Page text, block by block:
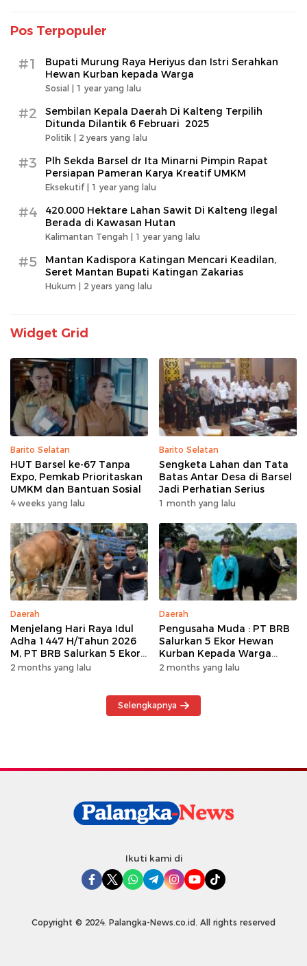
Pos Terpopuler
#1
Bupati Murung Raya Heriyus dan Istri Serahkan
Hewan Kurban kepada Warga
Sosial | 1 year yang lalu
#2
Sembilan Kepala Daerah Di Kalteng Terpilih
Ditunda Dilantik 6 Februari 2025
Politik | 2 years yang lalu
#3
Plh Sekda Barsel dr Ita Minarni Pimpin Rapat
Persiapan Pameran Karya Kreatif UMKM
Eksekutif | 1 year yang lalu
#4
420.000 Hektare Lahan Sawit Di Kalteng Ilegal
Berada di Kawasan Hutan
Kalimantan Tengah | 1 year yang lalu
#5
Mantan Kadispora Katingan Mencari Keadilan,
Seret Mantan Bupati Katingan Zakarias
Hukum | 2 years yang lalu
Widget Grid
Barito Selatan
HUT Barsel ke-67 Tanpa
Expo, Pemkab Prioritaskan
UMKM dan Bantuan Sosial
4 weeks yang lalu
Barito Selatan
Sengketa Lahan dan Tata
Batas Antar Desa di Barsel
Jadi Perhatian Serius
1 month yang lalu
Daerah
Menjelang Hari Raya Idul
Adha 1447 H/Tahun 2026
M, PT BRB Salurkan 5 Ekor
Hewan Kurban Kepada
2 months yang lalu
Daerah
Pengusaha Muda : PT BRB
Salurkan 5 Ekor Hewan
Kurban Kepada Warga
Khususnya Wilayah
2 months yang lalu
Selengkapnya
Ikuti kami di
Copyright © 2024. Palangka-News.co.id. All rights reserved